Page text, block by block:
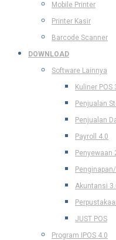
Mobile Printer
Printer Kasir
Barcode Scanner
DOWNLOAD
Software Lainnya
Kuliner POS
Penjualan
Penjualan
Payroll 4.0
Penyewaan
Akuntansi
JUST POS
Program IPOS 4.0